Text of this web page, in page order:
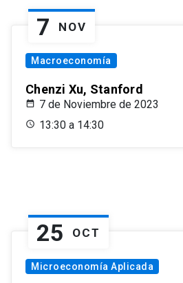
7 NOV
Macroeconomía
Chenzi Xu, Stanford
7 de Noviembre de 2023
13:30 a 14:30
25 OCT
Microeconomía Aplicada